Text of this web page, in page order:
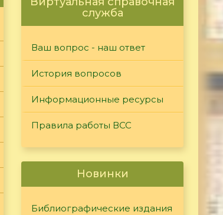
служба
Ваш вопрос - наш ответ
История вопросов
Информационные ресурсы
Правила работы ВСС
Новинки
Библиографические издания